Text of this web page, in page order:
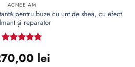
ACNEE AM
pentru buze cu unt de shea, cu efect
și reparator
4.78 din 5 lei